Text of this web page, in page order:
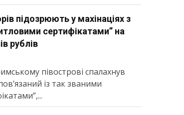
підозрюють у махінаціях з
сертифікатами” на
рублів
півострові спалахнув
із так званими